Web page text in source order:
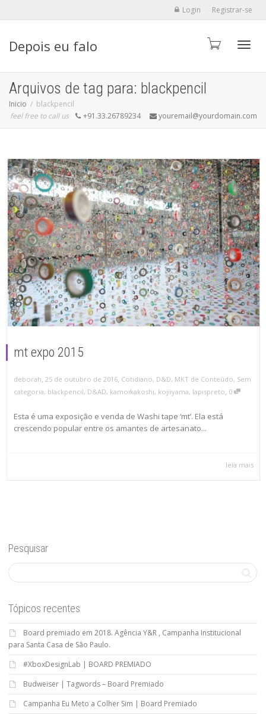
Login Registrar-se
Depois eu falo
Arquivos de tag para: blackpencil
Inicio
blackpencil
feel free to call us
+91.33.26789234 youremail@yourdomain.com
mt expo 2015
deborah, 25 de outubro de 2016, Cotidiano, D&D, MKT de Conteúdo, Sem
categoria, blackpencil, D&AD, kamoikakoshi, kojiiyama, lapispreto, 0
Esta é uma exposição e venda de Washi tape ‘mt’. Ela está
crescendo popular entre os amantes de artesanato...
leia mais
Pesquisar
Tópicos recentes
Board premiado em 2018. Agência Y&R , Campanha Institucional
para Santa Casa de São Paulo.
#XboxDesignLab | BOARD PREMIADO
Budweiser | Tagwords – Board Premiado
Campanha Eu Meto a Colher Sim | Board Premiado